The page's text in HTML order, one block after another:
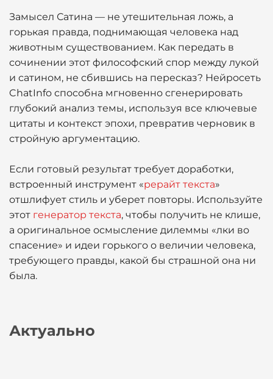
Замысел Сатина — не утешительная ложь, а
горькая правда, поднимающая человека над
животным существованием. Как передать в
сочинении этот философский спор между лукой
и сатином, не сбившись на пересказ? Нейросеть
ChatInfo способна мгновенно сгенерировать
глубокий анализ темы, используя все ключевые
цитаты и контекст эпохи, превратив черновик в
стройную аргументацию.
Если готовый результат требует доработки,
встроенный инструмент «рерайт текста»
отшлифует стиль и уберет повторы. Используйте
этот генератор текста, чтобы получить не клише,
а оригинальное осмысление дилеммы «лки во
спасение» и идеи горького о величии человека,
требующего правды, какой бы страшной она ни
была.
Актуально